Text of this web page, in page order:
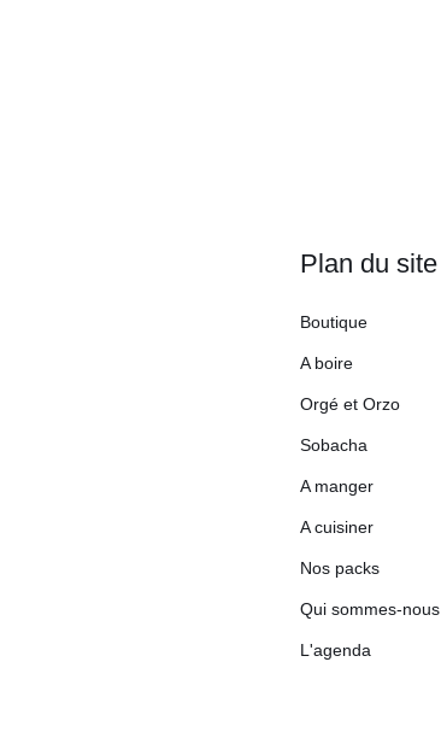
Plan du site
Boutique
A boire
Orgé et Orzo
Sobacha
A manger
A cuisiner
Nos packs
Qui sommes-nous
L'agenda